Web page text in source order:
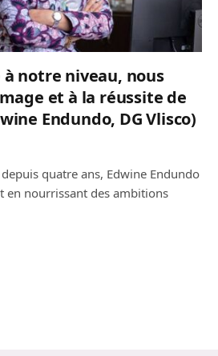
à notre niveau, nous
et à la réussite de
Endundo, DG Vlisco)
quatre ans, Edwine Endundo
en nourrissant des ambitions